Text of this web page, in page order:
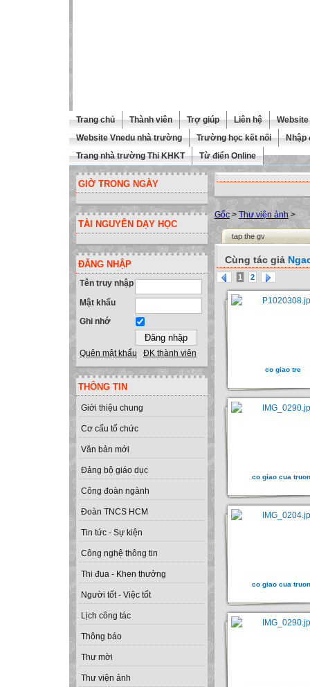
Trang chủ Thành viên Trợ giúp Liên hệ
Website Vnedu nhà trường
Trường học kết nối
Nhập
Trang nhà trường Thi KHKT
Từ điển Online
GIỜ TRONG NGÀY
TÀI NGUYÊN DẠY HỌC
ĐĂNG NHẬP
Tên truy nhập
Mật khẩu
Ghi nhớ
Quên mật khẩu ĐK thành viên
THÔNG TIN
Giới thiệu chung
Cơ cấu tổ chức
Văn bản mới
Đảng bộ giáo dục
Công đoàn ngành
Đoàn TNCS HCM
Tin tức - Sự kiện
Công nghệ thông tin
Thi đua - Khen thưởng
Người tốt - Việc tốt
Lịch công tác
Thông báo
Thư mời
Thư viện ảnh
Gốc > Thư viện ảnh >
tap the gv
Cùng tác giả
1 2
co giao tre
co giao cua
co giao cua